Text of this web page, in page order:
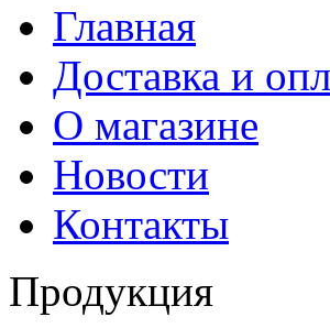
Главная
Доставка и
О магазине
Новости
Контакты
Продукция